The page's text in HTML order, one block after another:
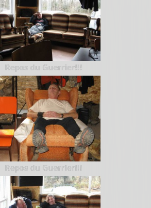
Repos du Guerrier!!!
Repos du Guerrier!!!